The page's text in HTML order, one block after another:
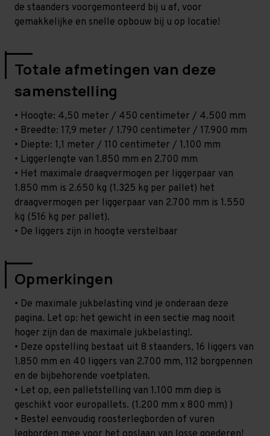
de staanders voorgemonteerd bij u af, voor
gemakkelijke en snelle opbouw bij u op locatie!
Totale afmetingen van deze
samenstelling
• Hoogte: 4,50 meter / 450 centimeter / 4.500 mm
• Breedte: 17,9 meter / 1.790 centimeter / 17.900 mm
• Diepte: 1,1 meter / 110 centimeter / 1.100 mm
• Liggerlengte van 1.850 mm en 2.700 mm
• Het maximale draagvermogen per liggerpaar van
1.850 mm is 2.650 kg (1.325 kg per pallet) het
draagvermogen per liggerpaar van 2.700 mm is 1.550
kg (516 kg per pallet).
• De liggers zijn in hoogte verstelbaar
Opmerkingen
• De maximale jukbelasting vind je onderaan deze
pagina. Let op: het gewicht in een sectie mag nooit
hoger zijn dan de maximale jukbelasting!.
• Deze opstelling bestaat uit 8 staanders, 16 liggers van
1.850 mm en 40 liggers van 2.700 mm, 112 borgpennen
en de bijbehorende voetplaten.
• Let op, een palletstelling van 1.100 mm diep is
geschikt voor europallets. (1.200 mm x 800 mm) )
• Bestel eenvoudig roosterlegborden of vuren